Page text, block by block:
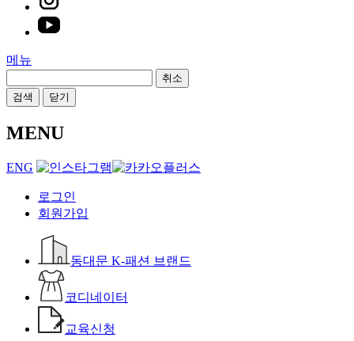
메뉴
취소
검색
닫기
MENU
ENG
로그인
회원가입
동대문 K-패션 브랜드
코디네이터
교육신청